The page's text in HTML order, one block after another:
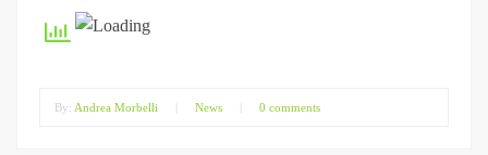
By: Andrea Morbelli News 0 comments